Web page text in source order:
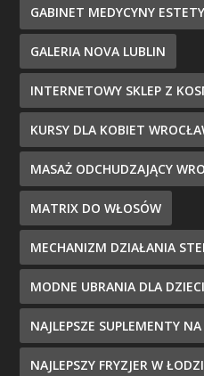
GABINET MEDYCYNY
GALERIA NOVA LUBLIN
INTERNETOWY SKLEP Z
KURSY DLA KOBIET
MASAŻ ODCHUDZAJĄCY
MATRIX DO WŁOSÓW
MECHANIZM DZIAŁANIA
MODNE UBRANIA DLA DZIECI
NAJLEPSZE SUPLEMENTY
NAJLEPSZY FRYZJER W ŁODZI